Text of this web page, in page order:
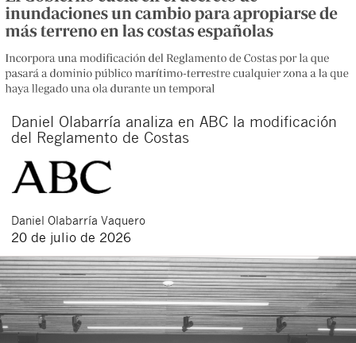
Daniel Olabarría analiza en ABC la modificación
del Reglamento de Costas
Daniel Olabarría Vaquero
20 de julio de 2026